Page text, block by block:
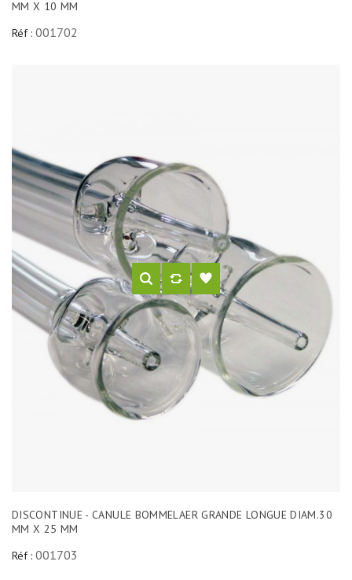
MM X 10 MM
Réf : 001702
DISCONTINUE - CANULE BOMMELAER GRANDE LONGUE DIAM.30
MM X 25 MM
Réf : 001703